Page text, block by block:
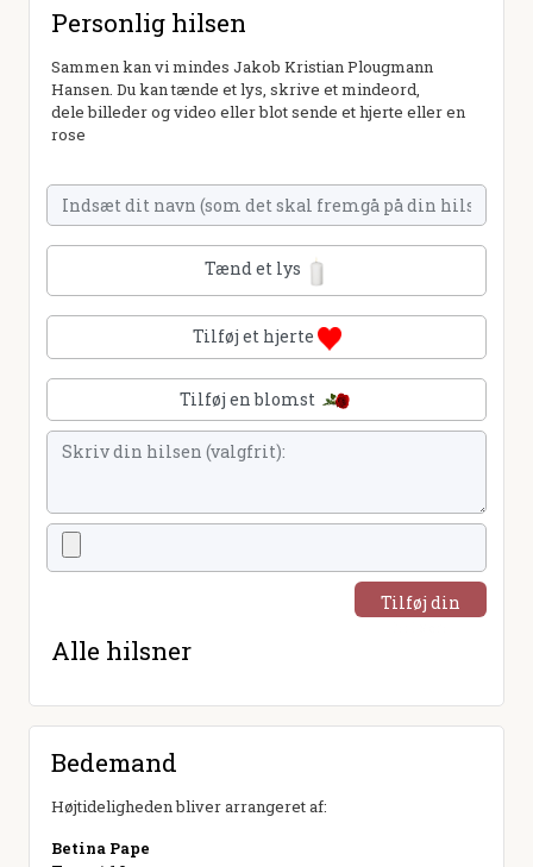
Personlig hilsen
Sammen kan vi mindes Jakob Kristian Plougmann
Hansen. Du kan tænde et lys, skrive et mindeord,
dele billeder og video eller blot sende et hjerte eller en
rose
Tænd et lys
Tilføj et hjerte
Tilføj en blomst
Tilføj din
Alle hilsner
Bedemand
Højtideligheden bliver arrangeret af:
Betina Pape